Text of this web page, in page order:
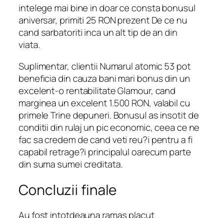
intelege mai bine in doar ce consta bonusul
aniversar, primiti 25 RON prezent De ce nu
cand sarbatoriti inca un alt tip de an din
viata.
Suplimentar, clientii Numarul atomic 53 pot
beneficia din cauza bani mari bonus din un
excelent-o rentabilitate Glamour, cand
marginea un excelent 1.500 RON, valabil cu
primele Trine depuneri. Bonusul as insotit de
conditii din rulaj un pic economic, ceea ce ne
fac sa credem de cand veti reu?i pentru a fi
capabil retrage?i principalul oarecum parte
din suma sumei creditata.
Concluzii finale
Au fost intotdeauna ramas placut